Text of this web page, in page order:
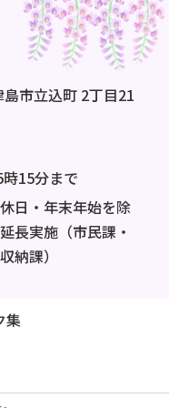
市立込町 2丁目21
15分まで
日・年末年始を除
長実施（市民課・
納課）
集